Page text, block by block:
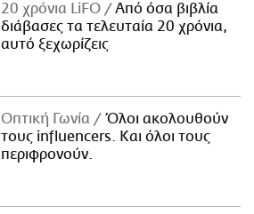
20 χρόνια LiFO
Από όσα βιβλία
διάβασες τα τελευταία 20 χρόνια,
αυτό ξεχωρίζεις
Οπτική Γωνία
Όλοι ακολουθούν
τους influencers. Και όλοι τους
περιφρονούν.